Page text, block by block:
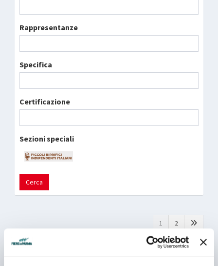
Rappresentanze
Specifica
Certificazione
Sezioni speciali
Cerca
1 2